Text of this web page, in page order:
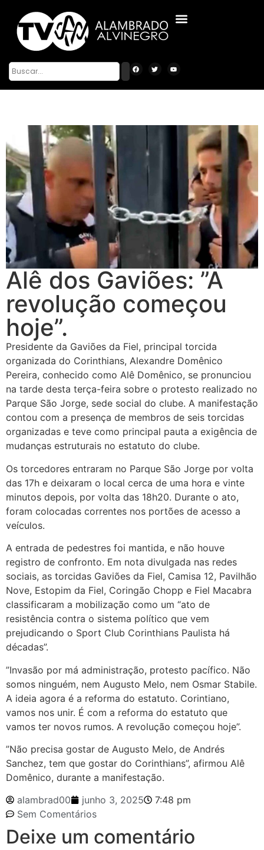
Alê dos Gaviões: ”A
revolução começou
hoje”.
Presidente da Gaviões da Fiel, principal torcida
organizada do Corinthians, Alexandre Domênico
Pereira, conhecido como Alê Domênico, se pronunciou
na tarde desta terça-feira sobre o protesto realizado no
Parque São Jorge, sede social do clube. A manifestação
contou com a presença de membros de seis torcidas
organizadas e teve como principal pauta a exigência de
mudanças estruturais no estatuto do clube.
Os torcedores entraram no Parque São Jorge por volta
das 17h e deixaram o local cerca de uma hora e vinte
minutos depois, por volta das 18h20. Durante o ato,
foram colocadas correntes nos portões de acesso a
veículos.
A entrada de pedestres foi mantida, e não houve
registro de confronto. Em nota divulgada nas redes
sociais, as torcidas Gaviões da Fiel, Camisa 12, Pavilhão
Nove, Estopim da Fiel, Coringão Chopp e Fiel Macabra
classificaram a mobilização como um “ato de
resistência contra o sistema político que vem
prejudicando o Sport Club Corinthians Paulista há
décadas”.
”Invasão por má administração, protesto pacífico. Não
somos ninguém, nem Augusto Melo, nem Osmar Stabile.
A ideia agora é a reforma do estatuto. Corintiano,
vamos nos unir. É com a reforma do estatuto que
vamos ter novos rumos. A revolução começou hoje”.
”Não precisa gostar de Augusto Melo, de Andrés
Sanchez, tem que gostar do Corinthians”, afirmou Alê
Domênico, durante a manifestação.
alambrad00
junho 3, 2025
7:48 pm
Sem Comentários
Deixe um comentário